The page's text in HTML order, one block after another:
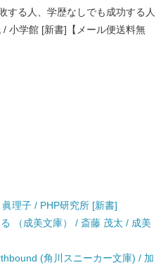
する人、学歴なしでも成功する人
/ 小学館 [新書]【メール便送料無
理子 / PHP研究所 [新書]
（成美文庫） / 斎藤 茂太 / 成美
(角川スニーカー文庫) / 加